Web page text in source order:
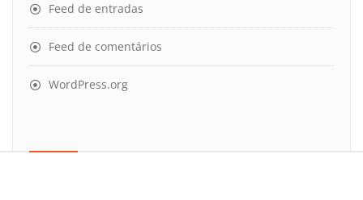
Feed de entradas
Feed de comentários
WordPress.org